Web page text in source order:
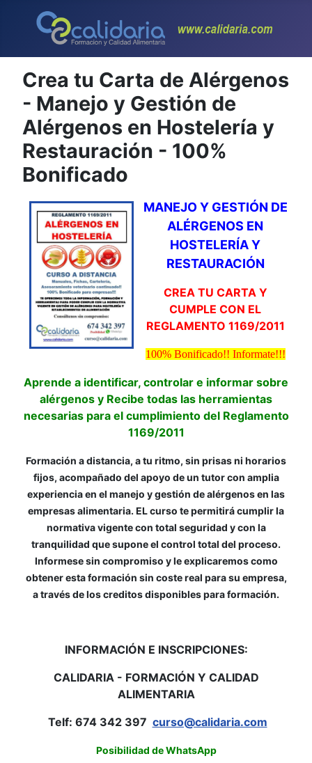
Crea tu Carta de Alérgenos
- Manejo y Gestión de
Alérgenos en Hostelería y
Restauración - 100%
Bonificado
MANEJOY GESTIÓN DE
ALÉRGENOS EN
HOSTELERÍA Y
RESTAURACIÓN
CREA TU CARTA Y
CUMPLE CON EL
REGLAMENTO 1169/2011
100% Bonificado!! Informate!!!
Aprende a identificar, controlar e informar sobre
alérgenos y Recibe todas las herramientas
necesarias para el cumplimiento del Reglamento
1169/2011
Formación a distancia, a tu ritmo, sin prisas ni horarios
fijos, acompañado del apoyo de un tutor con amplia
experiencia en el manejo y gestión de alérgenos en las
empresas alimentaria. EL curso te permitirá cumplir la
normativa vigente con total seguridad y con la
tranquilidad que supone el control total del proceso.
Informese sin compromiso y le explicaremos como
obtener esta formación sin coste real para su empresa,
a través de los creditos disponibles para formación.
INFORMACIÓN E INSCRIPCIONES:
CALIDARIA - FORMACIÓN Y CALIDAD
ALIMENTARIA
Telf: 674 342 397 curso@calidaria.com
Posibilidad de WhatsApp